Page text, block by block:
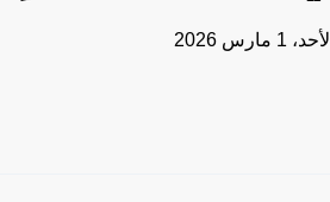
الأحد، 1 مارس 2026